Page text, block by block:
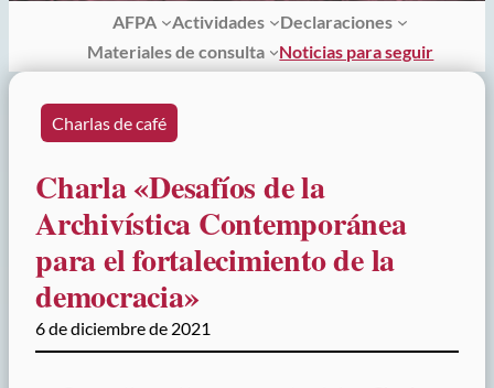
AFPA Actividades
Declaraciones
Materiales de consulta
Noticias para seguir
Charlas de café
Charla «Desafíos de la
Archivística Contemporánea
para el fortalecimiento de la
democracia»
6 de diciembre de 2021